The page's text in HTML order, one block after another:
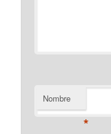
Nombre
*